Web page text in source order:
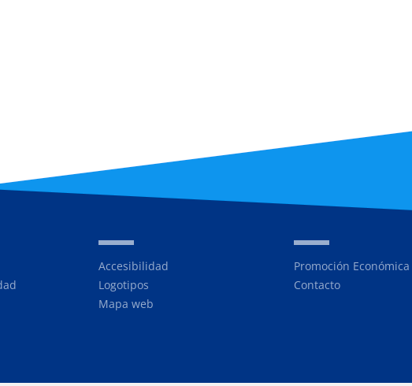
Accesibilidad
Logotipos
Mapa web
Promoción Económica
Contacto